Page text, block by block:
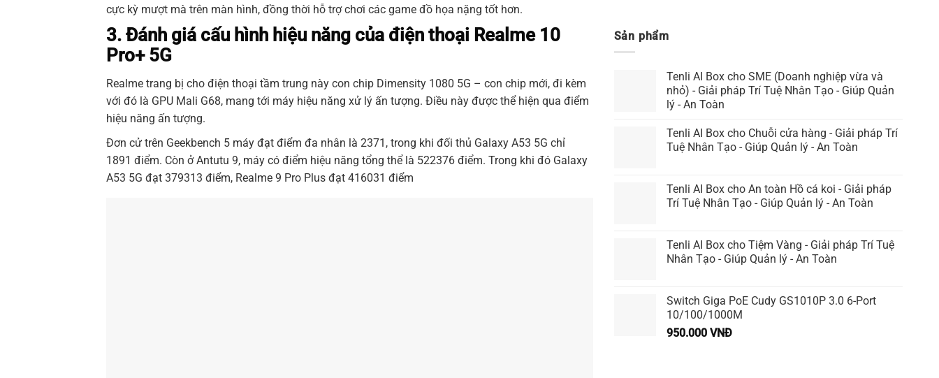
cực kỳ mượt mà trên màn hình, đồng thời hỗ trợ chơi các game đồ họa nặng tốt hơn.
3. Đánh giá cấu hình hiệu năng của điện thoại Realme 10
Pro+ 5G
Realme trang bị cho điện thoại tầm trung này con chip Dimensity 1080 5G – con chip mới, đi kèm
với đó là GPU Mali G68, mang tới máy hiệu năng xử lý ấn tượng. Điều này được thể hiện qua điểm
hiệu năng ấn tượng.
Đơn cử trên Geekbench 5 máy đạt điểm đa nhân là 2371, trong khi đối thủ Galaxy A53 5G chỉ
1891 điểm. Còn ở Antutu 9, máy có điểm hiệu năng tổng thể là 522376 điểm. Trong khi đó Galaxy
A53 5G đạt 379313 điểm, Realme 9 Pro Plus đạt 416031 điểm
Sản phẩm
Tenli AI Box cho SME (Doanh nghiệp vừa và
nhỏ) - Giải pháp Trí Tuệ Nhân Tạo - Giúp Quản
lý - An Toàn
Tenli AI Box cho Chuỗi cửa hàng - Giải pháp Trí
Tuệ Nhân Tạo - Giúp Quản lý - An Toàn
Tenli AI Box cho An toàn Hồ cá koi - Giải pháp
Trí Tuệ Nhân Tạo - Giúp Quản lý - An Toàn
Tenli AI Box cho Tiệm Vàng - Giải pháp Trí Tuệ
Nhân Tạo - Giúp Quản lý - An Toàn
Switch Giga PoE Cudy GS1010P 3.0 6-Port
10/100/1000M
950.000 VNĐ